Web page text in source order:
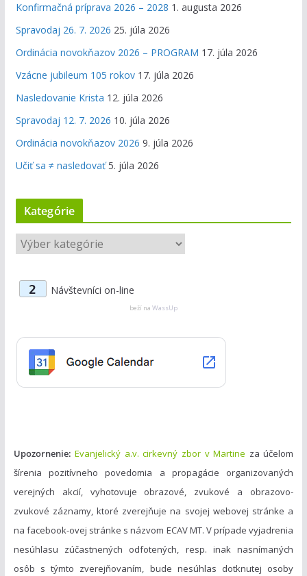
Konfirmačná príprava 2026 – 2028 1. augusta 2026
Spravodaj 26. 7. 2026 25. júla 2026
Ordinácia novokňazov 2026 – PROGRAM 17. júla 2026
Vzácne jubileum 105 rokov 17. júla 2026
Nasledovanie Krista 12. júla 2026
Spravodaj 12. 7. 2026 10. júla 2026
Ordinácia novokňazov 2026 9. júla 2026
Učiť sa ≠ nasledovať 5. júla 2026
Kategórie
K
a
e
r
2 Návštevníci on-line
beží na WassUp
Upozornenie: Evanjelický a.v. cirkevný zbor v Martine za účelom
šírenia pozitívneho povedomia a propagácie organizovaných
verejných akcií, vyhotovuje obrazové, zvukové a obrazovo-
zvukové záznamy, ktoré zverejňuje na svojej webovej stránke a
na facebook-ovej stránke s názvom ECAV MT. V prípade vyjadrenia
nesúhlasu zúčastnených odfotených, resp. inak nasnímaných
osôb s týmto zverejňovaním, bude nesúhlas dotknutej osoby